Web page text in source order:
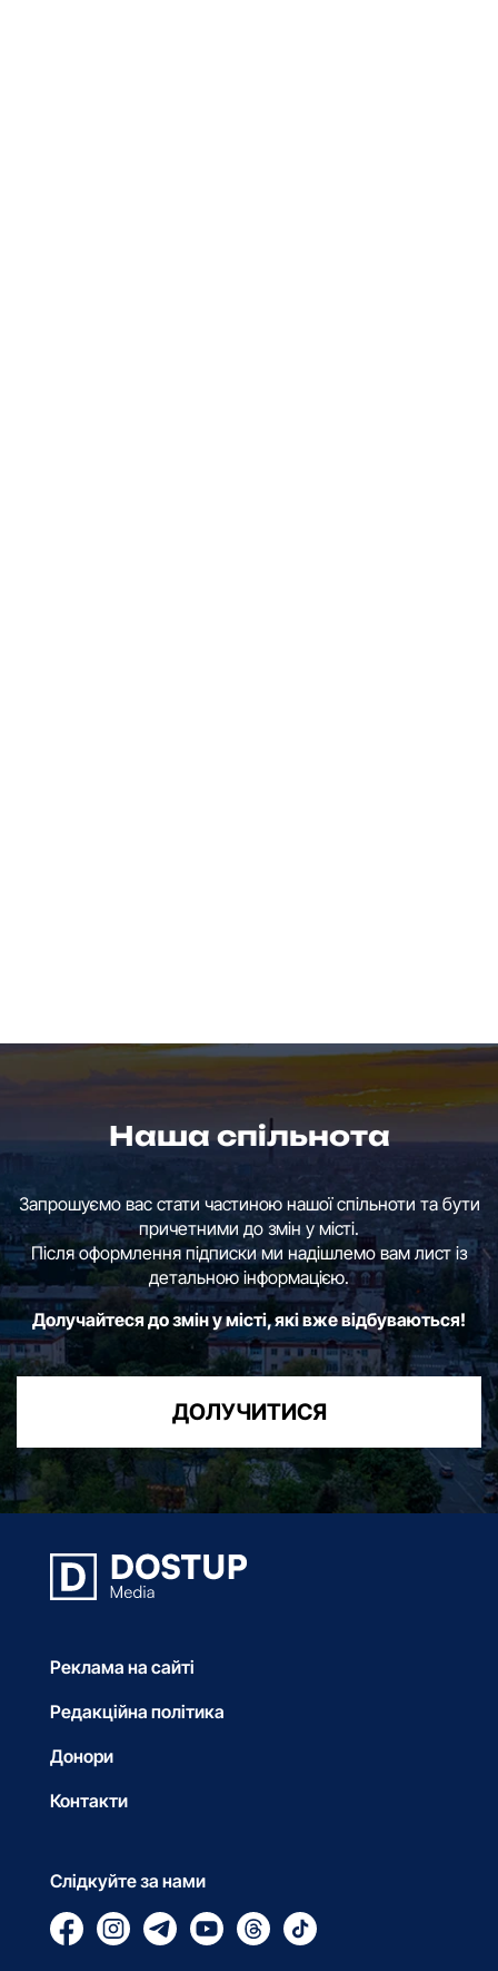
Наша спільнота
Запрошуємо вас стати частиною нашої спільноти та бути
причетними до змін у місті.
Після оформлення підписки ми надішлемо вам лист із
детальною інформацією.
Долучайтеся до змін у місті, які вже відбуваються!
ДОЛУЧИТИСЯ
Реклама на сайті
Редакційна політика
Донори
Контакти
Слідкуйте за нами